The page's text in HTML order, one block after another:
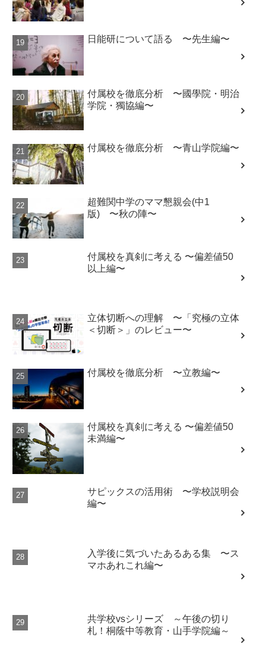
日能研について語る 〜先生編〜
付属校を徹底分析 〜國學院・明治
学院・獨協編〜
付属校を徹底分析 〜青山学院編〜
超難関中学のママ懇親会(中1
版) 〜秋の陣〜
付属校を真剣に考える 〜偏差値50
以上編〜
立体切断への理解 〜「究極の立体
＜切断＞」のレビュー〜
付属校を徹底分析 〜立教編〜
付属校を真剣に考える 〜偏差値50
未満編〜
サピックスの活用術 〜学校説明会
編〜
入学後に気づいたあるある集 〜ス
マホあれこれ編〜
共学校vsシリーズ ～午後の切り
札！桐蔭中等教育・山手学院編～